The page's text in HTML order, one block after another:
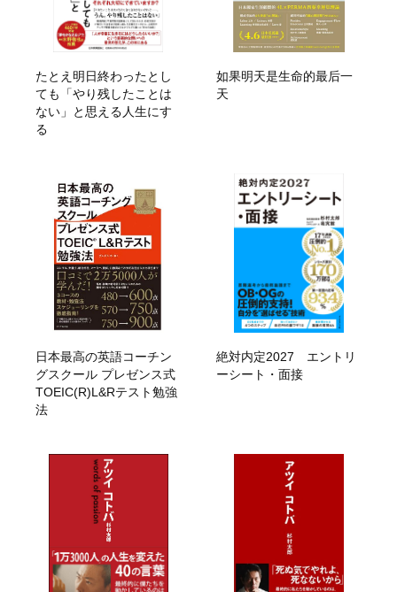
たとえ明日終わったとし
ても「やり残したことは
ない」と思える人生にす
る
如果明天是生命的最后一
天
日本最高の英語コーチン
グスクール プレゼンス式
TOEIC(R)L&Rテスト勉強
法
絶対内定2027 エントリ
ーシート・面接